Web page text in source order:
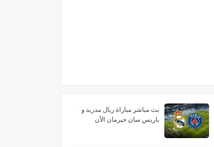
بث مباشر مباراة ريال مدريد و
باريس سان جيرمان الأن